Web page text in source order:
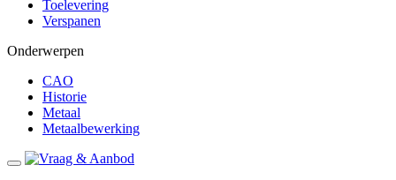
Toelevering
Verspanen
Onderwerpen
CAO
Historie
Metaal
Metaalbewerking